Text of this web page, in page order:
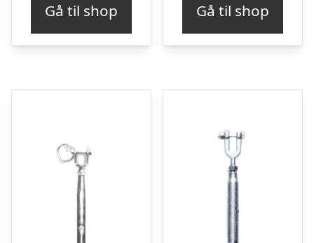
Gå til shop Gå til shop